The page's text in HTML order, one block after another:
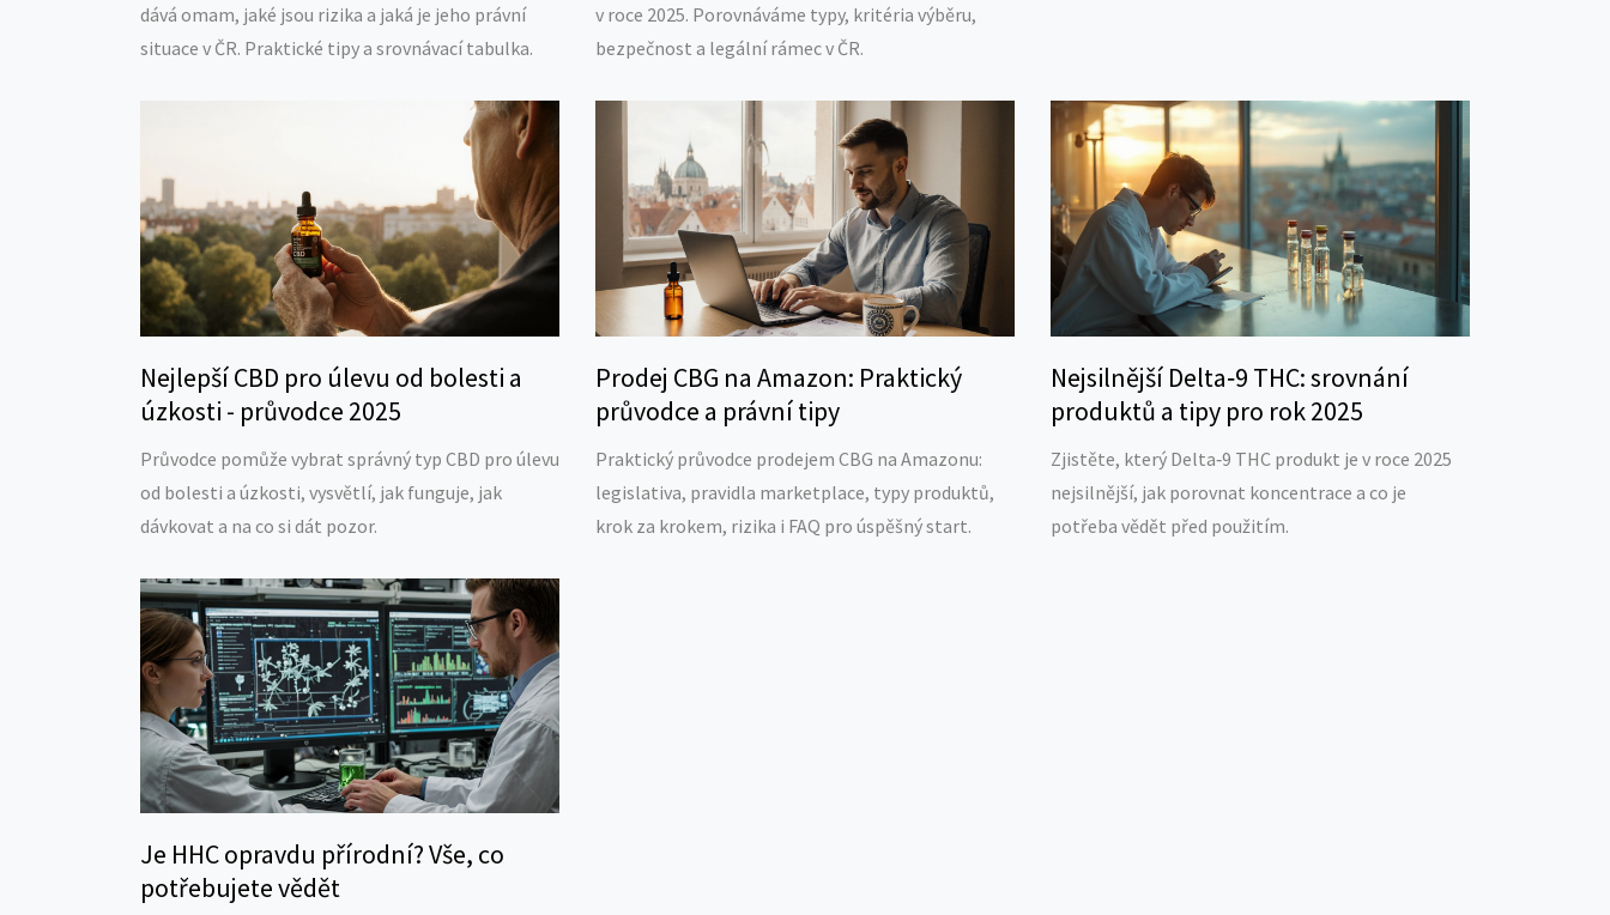
dává omam, jaké jsou rizika a jaká je jeho právní
situace v ČR. Praktické tipy a srovnávací tabulka.
v roce 2025. Porovnáváme typy, kritéria výběru,
bezpečnost a legální rámec v ČR.
Nejlepší CBD pro úlevu od bolesti a
úzkosti - průvodce 2025
Průvodce pomůže vybrat správný typ CBD pro úlevu
od bolesti a úzkosti, vysvětlí, jak funguje, jak
dávkovat a na co si dát pozor.
Prodej CBG na Amazon: Praktický
průvodce a právní tipy
Praktický průvodce prodejem CBG na Amazonu:
legislativa, pravidla marketplace, typy produktů,
krok za krokem, rizika i FAQ pro úspěšný start.
Nejsilnější Delta‑9 THC: srovnání
produktů a tipy pro rok 2025
Zjistěte, který Delta‑9 THC produkt je v roce 2025
nejsilnější, jak porovnat koncentrace a co je
potřeba vědět před použitím.
Je HHC opravdu přírodní? Vše, co
potřebujete vědět